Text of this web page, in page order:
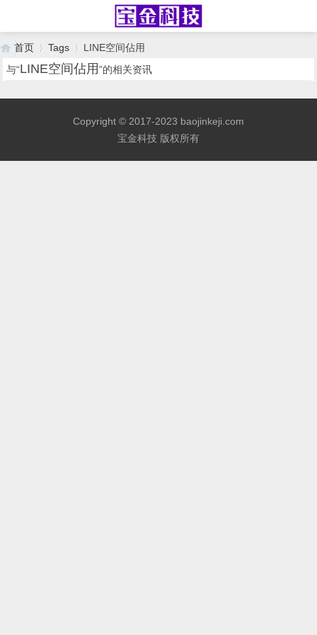
首页 Tags
LINE空间佔用
与“LINE空间佔用”的相关资讯
Copyright © 2017-2023 baojinkeji.com
宝金科技 版权所有